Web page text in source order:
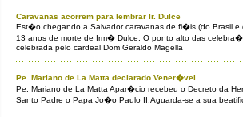
Caravanas acorrem para lembrar Ir. Dulce
Est�o chegando a Salvador caravanas de fi�is (do Brasil
13 anos de morte de Irm� Dulce. O ponto alto das
celebrada pelo cardeal Dom Geraldo Magella
Pe. Mariano de La Matta declarado Vener�vel
Pe. Mariano de La Matta Apar�cio recebeu o Decreto da
Santo Padre o Papa Jo�o Paulo II.Aguarda-se a sua